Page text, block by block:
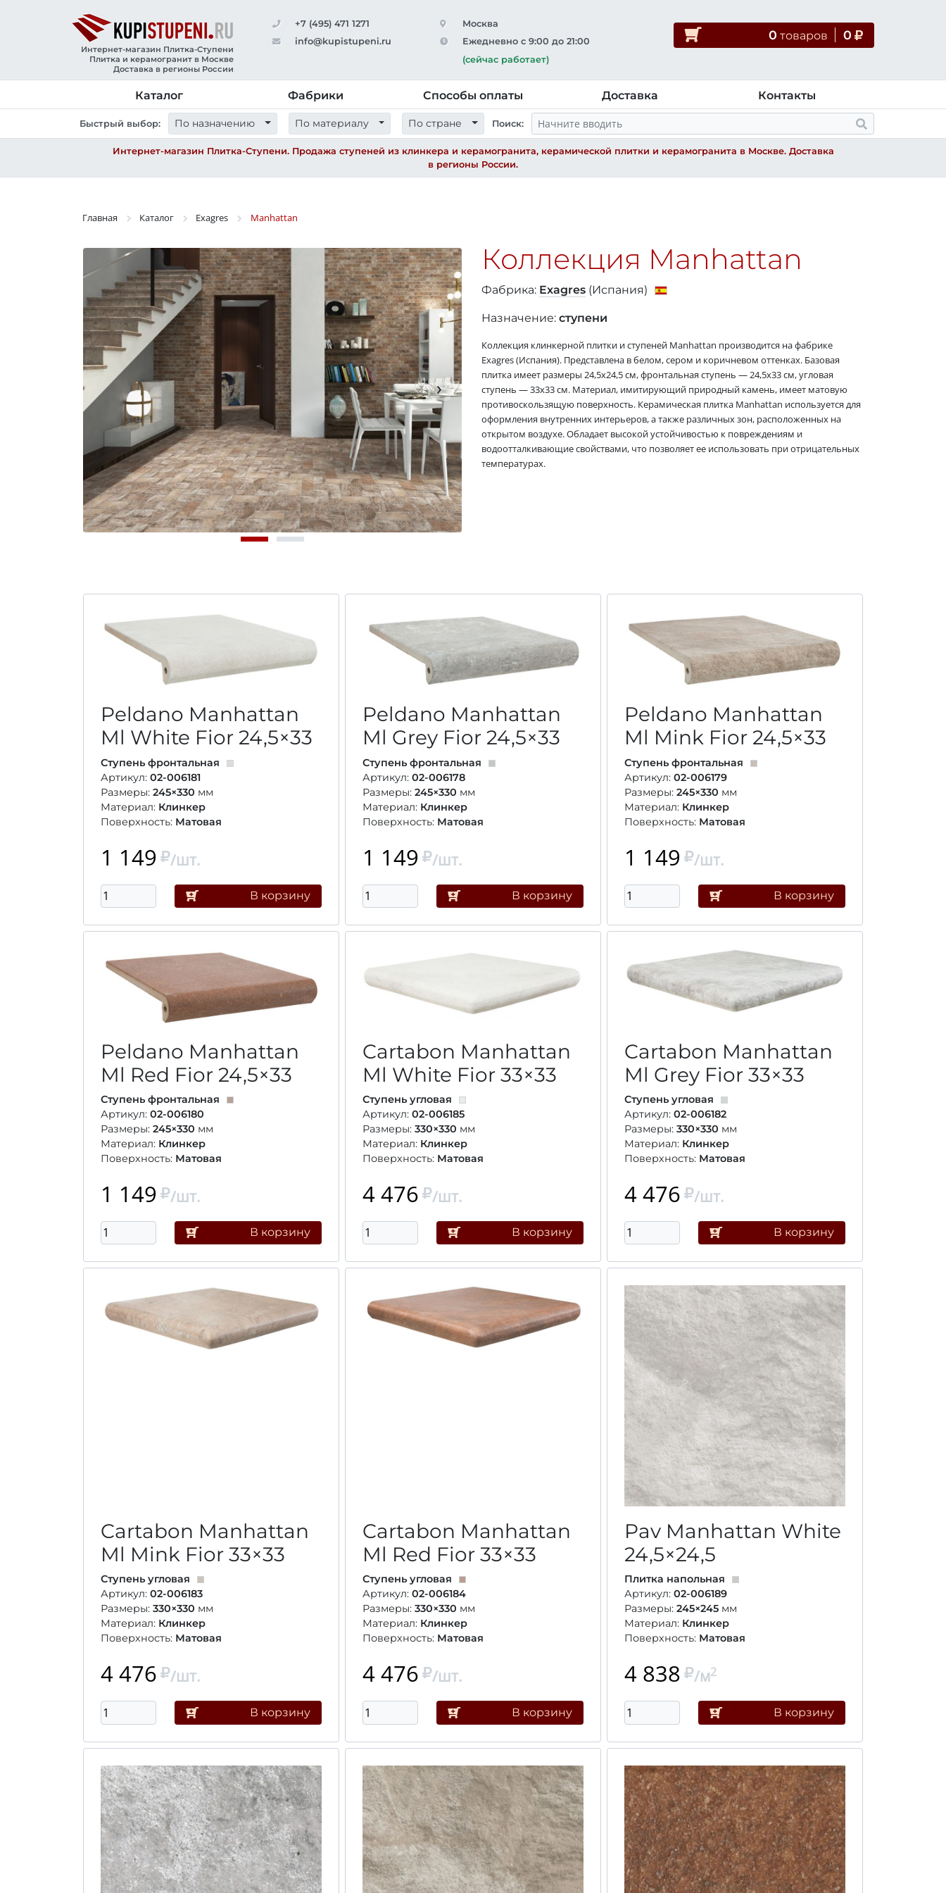
Интернет-магазин Плитка-Ступени
Плитка и керамогранит в Москве
Доставка в регионы России
+7 (495) 471 1271
info@kupistupeni.ru
Москва
Ежедневно с 9:00 до 21:00
(сейчас работает)
0 товаров 0
Каталог Фабрики Способы оплаты Доставка Контакты
Быстрый выбор: По назначению По материалу По стране Поиск:
Интернет-магазин Плитка-Ступени. Продажа ступеней из клинкера и керамогранита, керамической плитки и керамогранита в Москве. Доставка
в регионы России.
Главная Каталог Exagres Manhattan
›
Коллекция Manhattan
Фабрика: Exagres (Испания)
Назначение: ступени
Коллекция клинкерной плитки и ступеней Manhattan производится на фабрике
Exagres (Испания). Представлена в белом, сером и коричневом оттенках. Базовая
плитка имеет размеры 24,5x24,5 см, фронтальная ступень — 24,5x33 см, угловая
ступень — 33x33 см. Материал, имитирующий природный камень, имеет матовую
противоскользящую поверхность. Керамическая плитка Manhattan используется для
оформления внутренних интерьеров, а также различных зон, расположенных на
открытом воздухе. Обладает высокой устойчивостью к повреждениям и
водоотталкивающие свойствами, что позволяет ее использовать при отрицательных
температурах.
Peldano Manhattan
Ml White Fior 24,5×33
Ступень фронтальная
Артикул: 02-006181
Размеры: 245×330 мм
Материал: Клинкер
Поверхность: Матовая
1 149 /шт.
В корзину
Peldano Manhattan
Ml Grey Fior 24,5×33
Ступень фронтальная
Артикул: 02-006178
Размеры: 245×330 мм
Материал: Клинкер
Поверхность: Матовая
1 149 /шт.
В корзину
Peldano Manhattan
Ml Mink Fior 24,5×33
Ступень фронтальная
Артикул: 02-006179
Размеры: 245×330 мм
Материал: Клинкер
Поверхность: Матовая
1 149 /шт.
В корзину
Peldano Manhattan
Ml Red Fior 24,5×33
Ступень фронтальная
Артикул: 02-006180
Размеры: 245×330 мм
Материал: Клинкер
Поверхность: Матовая
1 149 /шт.
В корзину
Cartabon Manhattan
Ml White Fior 33×33
Ступень угловая
Артикул: 02-006185
Размеры: 330×330 мм
Материал: Клинкер
Поверхность: Матовая
4 476 /шт.
В корзину
Cartabon Manhattan
Ml Grey Fior 33×33
Ступень угловая
Артикул: 02-006182
Размеры: 330×330 мм
Материал: Клинкер
Поверхность: Матовая
4 476 /шт.
В корзину
Cartabon Manhattan
Ml Mink Fior 33×33
Ступень угловая
Артикул: 02-006183
Размеры: 330×330 мм
Материал: Клинкер
Поверхность: Матовая
4 476 /шт.
В корзину
Cartabon Manhattan
Ml Red Fior 33×33
Ступень угловая
Артикул: 02-006184
Размеры: 330×330 мм
Материал: Клинкер
Поверхность: Матовая
4 476 /шт.
В корзину
Pav Manhattan White
24,5×24,5
Плитка напольная
Артикул: 02-006189
Размеры: 245×245 мм
Материал: Клинкер
Поверхность: Матовая
4 838 /м2
В корзину